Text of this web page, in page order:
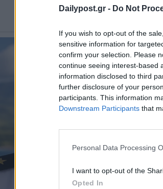
Dailypost.gr - Do Not
If you wish to opt-out of the
sensitive information for
confirm your selection. Please
continue seeing interest-based
information disclosed to third
further disclosure of your
participants. This information
Downstream Participants that
Personal Data Processing
I want to opt-out of the
Opted In